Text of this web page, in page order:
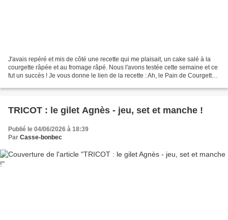
J'avais repéré et mis de côté une recette qui me plaisait, un cake salé à la
courgette râpée et au fromage râpé. Nous l'avons testée cette semaine et ce
fut un succès ! Je vous donne le lien de la recette : Ah, le Pain de Courgette
TRICOT : le gilet Agnès - jeu, set et manche !
Publié le 04/06/2026 à 18:39
Par Casse-bonbec